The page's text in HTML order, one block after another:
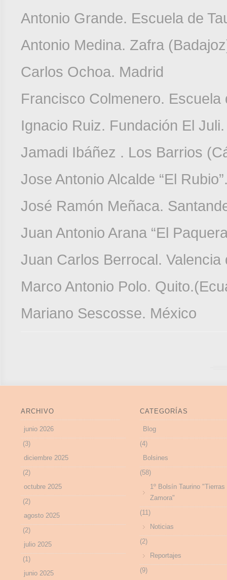
Antonio Grande. Escuela de
Antonio Medina. Zafra
Carlos Ochoa. Madrid
Francisco Colmenero.
Ignacio Ruiz. Fundación El
Jamadi Ibáñez . Los Barrios
Jose Antonio Alcalde “El
José Ramón Meñaca.
Juan Antonio Arana “El
Juan Carlos Berrocal.
Marco Antonio Polo.
Mariano Sescosse. México
ARCHIVO
junio 2026
(3)
diciembre 2025
(2)
octubre 2025
(2)
agosto 2025
(2)
julio 2025
(1)
junio 2025
CATEGORÍAS
Blog
(4)
Bolsines
(58)
1º Bolsín Taurino "Tierras
Zamora"
(11)
Noticias
(2)
Reportajes
(9)